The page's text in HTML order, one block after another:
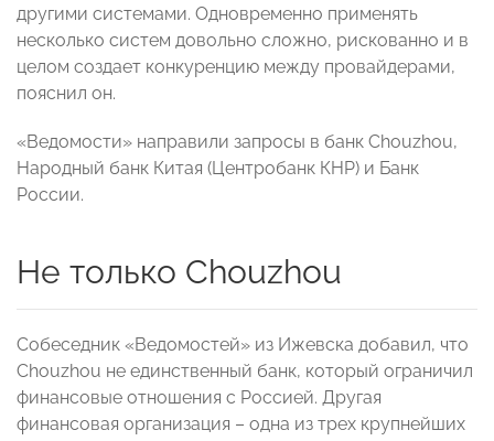
другими системами. Одновременно применять
несколько систем довольно сложно, рискованно и в
целом создает конкуренцию между провайдерами,
пояснил он.
«Ведомости» направили запросы в банк Chouzhou,
Народный банк Китая (Центробанк КНР) и Банк
России.
Не только Chouzhou
Собеседник «Ведомостей» из Ижевска добавил, что
Chouzhou не единственный банк, который ограничил
финансовые отношения с Россией. Другая
финансовая организация – одна из трех крупнейших